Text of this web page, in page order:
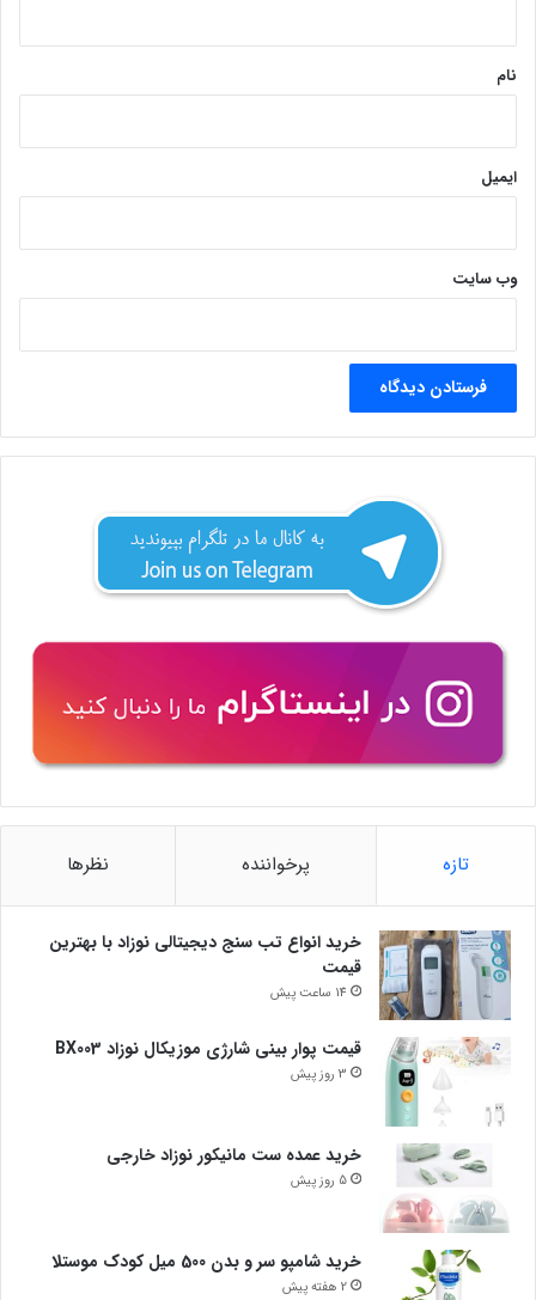
نام
ایمیل
وب‌ سایت
تازه پرخواننده نظرها
خرید انواع تب سنج دیجیتالی نوزاد با بهترین
قیمت
14 ساعت پیش
قیمت پوار بینی شارژی موزیکال نوزاد BX003
3 روز پیش
خرید عمده ست مانیکور نوزاد خارجی
5 روز پیش
خرید شامپو سر و بدن 500 میل کودک موستلا
2 هفته پیش